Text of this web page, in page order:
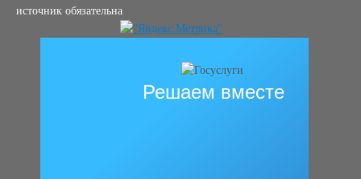
источник обязательна
Решаем вместе